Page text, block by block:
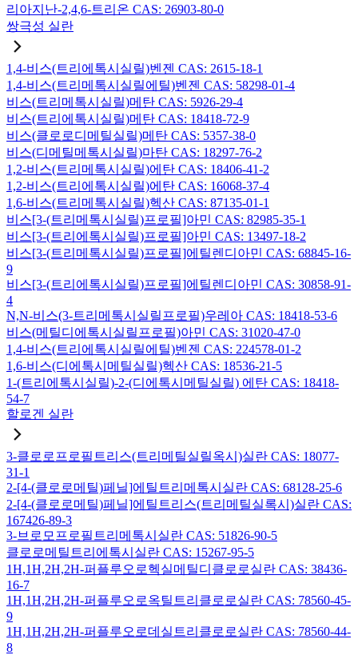
리아지난-2,4,6-트리온 CAS: 26903-80-0
쌍극성 실란
1,4-비스(트리에톡시실릴)벤젠 CAS: 2615-18-1
1,4-비스(트리메톡시실릴에틸)벤젠 CAS: 58298-01-4
비스(트리메톡시실릴)메탄 CAS: 5926-29-4
비스(트리에톡시실릴)메탄 CAS: 18418-72-9
비스(클로로디메틸실릴)메탄 CAS: 5357-38-0
비스(디메틸메톡시실릴)마탄 CAS: 18297-76-2
1,2-비스(트리메톡시실릴)에탄 CAS: 18406-41-2
1,2-비스(트리에톡시실릴)에탄 CAS: 16068-37-4
1,6-비스(트리메톡시실릴)헥산 CAS: 87135-01-1
비스[3-(트리메톡시실릴)프로필]아민 CAS: 82985-35-1
비스[3-(트리에톡시실릴)프로필]아민 CAS: 13497-18-2
비스[3-(트리메톡시실릴)프로필]에틸렌디아민 CAS: 68845-16-
9
비스[3-(트리에톡시실릴)프로필]에틸렌디아민 CAS: 30858-91-
4
N,N-비스(3-트리메톡시실릴프로필)우레아 CAS: 18418-53-6
비스(메틸디에톡시실릴프로필)아민 CAS: 31020-47-0
1,4-비스(트리에톡시실릴에틸)벤젠 CAS: 224578-01-2
1,6-비스(디에톡시메틸실릴)헥산 CAS: 18536-21-5
1-(트리에톡시실릴)-2-(디에톡시메틸실릴) 에탄 CAS: 18418-
54-7
할로겐 실란
3-클로로프로필트리스(트리메틸실릴옥시)실란 CAS: 18077-
31-1
2-[4-(클로로메틸)페닐]에틸트리메톡시실란 CAS: 68128-25-6
2-[4-(클로로메틸)페닐]에틸트리스(트리메틸실록시)실란 CAS:
167426-89-3
3-브로모프로필트리메톡시실란 CAS: 51826-90-5
클로로메틸트리에톡시실란 CAS: 15267-95-5
1H,1H,2H,2H-퍼플루오로헥실메틸디클로로실란 CAS: 38436-
16-7
1H,1H,2H,2H-퍼플루오로옥틸트리클로로실란 CAS: 78560-45-
9
1H,1H,2H,2H-퍼플루오로데실트리클로로실란 CAS: 78560-44-
8